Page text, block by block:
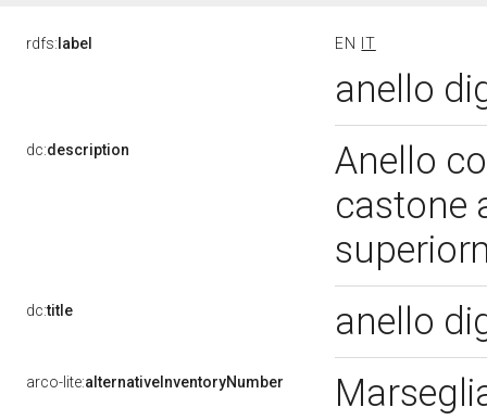
rdfs: label EN IT
anello
dc:description
Anello
castone
dc:title anello
arco-lite:alternativeInventoryNumber